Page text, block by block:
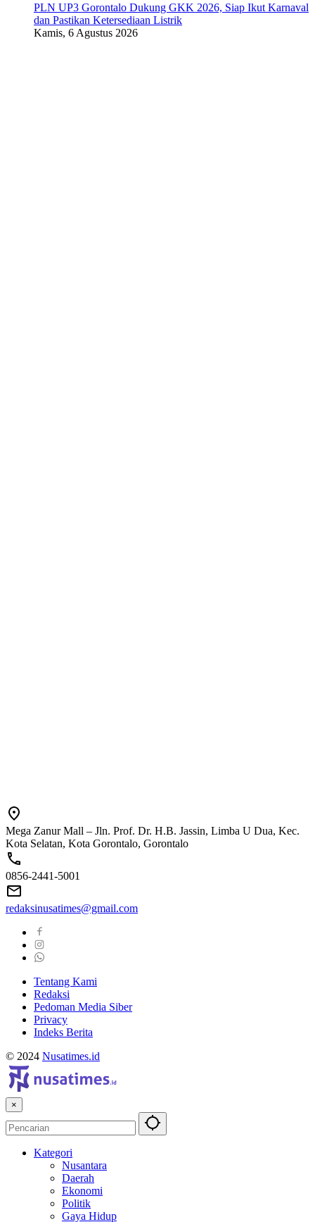
PLN UP3 Gorontalo Dukung GKK 2026, Siap Ikut Karnaval
dan Pastikan Ketersediaan Listrik
Kamis, 6 Agustus 2026
Mega Zanur Mall – Jln. Prof. Dr. H.B. Jassin, Limba U Dua, Kec.
Kota Selatan, Kota Gorontalo, Gorontalo
0856-2441-5001
redaksinusatimes@gmail.com
Tentang Kami
Redaksi
Pedoman Media Siber
Privacy
Indeks Berita
© 2024 Nusatimes.id
×
Kategori
Nusantara
Daerah
Ekonomi
Politik
Gaya Hidup